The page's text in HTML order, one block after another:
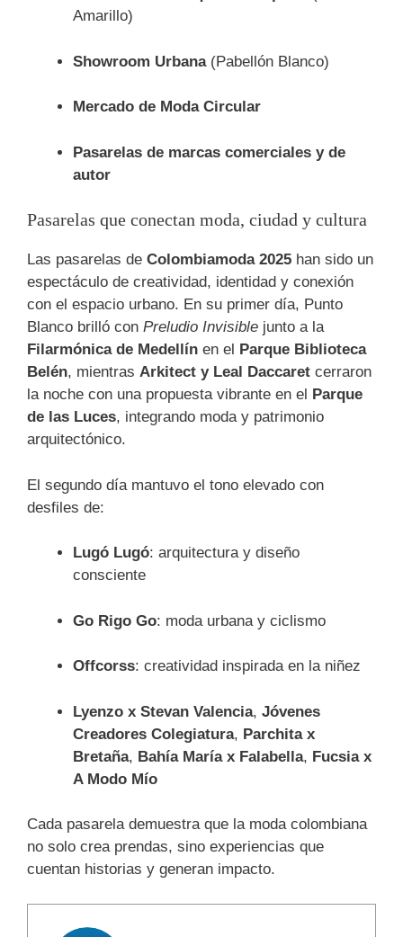
Amarillo)
Showroom Urbana(Pabellón Blanco)
Mercado de Moda Circular
Pasarelas de marcas comerciales y de
autor
Pasarelas que conectan moda, ciudad y cultura
Las pasarelas de Colombiamoda 2025 han sido un
espectáculo de creatividad, identidad y conexión
con el espacio urbano. En su primer día, Punto
Blanco brilló con Preludio Invisible junto a la
Filarmónica de Medellín en el
Parque Biblioteca
Belén, mientras Arkitect y Leal Daccaret cerraron
la noche con una propuesta vibrante en el
Parque
de las Luces, integrando moda y patrimonio
arquitectónico.
El segundo día mantuvo el tono elevado con
desfiles de:
Lugó Lugó: arquitectura y diseño
consciente
Go Rigo Go: moda urbana y ciclismo
Offcorss: creatividad inspirada en la niñez
Lyenzo x Stevan Valencia, Jóvenes
Creadores Colegiatura, Parchita x
Bretaña, Bahía María x Falabella, Fucsia x
A Modo Mío
Cada pasarela demuestra que la moda colombiana
no solo crea prendas, sino experiencias que
cuentan historias y generan impacto.